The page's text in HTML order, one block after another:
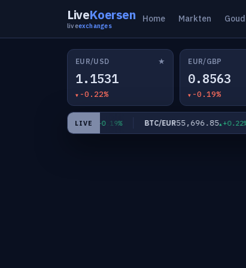
LiveKoersen
liveexchanges
Home Markten Goud
EUR/USD ★
1.1531
-0.22%
EUR/GBP
0.8563
-0.19%
LIVE
182.47 +0.19% BTC/EUR55,696.85 +0.22%